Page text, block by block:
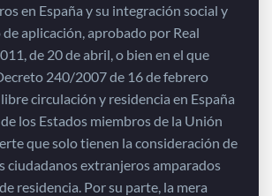
en España y su integración social y
aplicación, aprobado por Real
de 20 de abril, o bien en el que
240/2007 de 16 de febrero
circulación y residencia en España
los Estados miembros de la Unión
que solo tienen la consideración de
ciudadanos extranjeros amparados
residencia. Por su parte, la mera